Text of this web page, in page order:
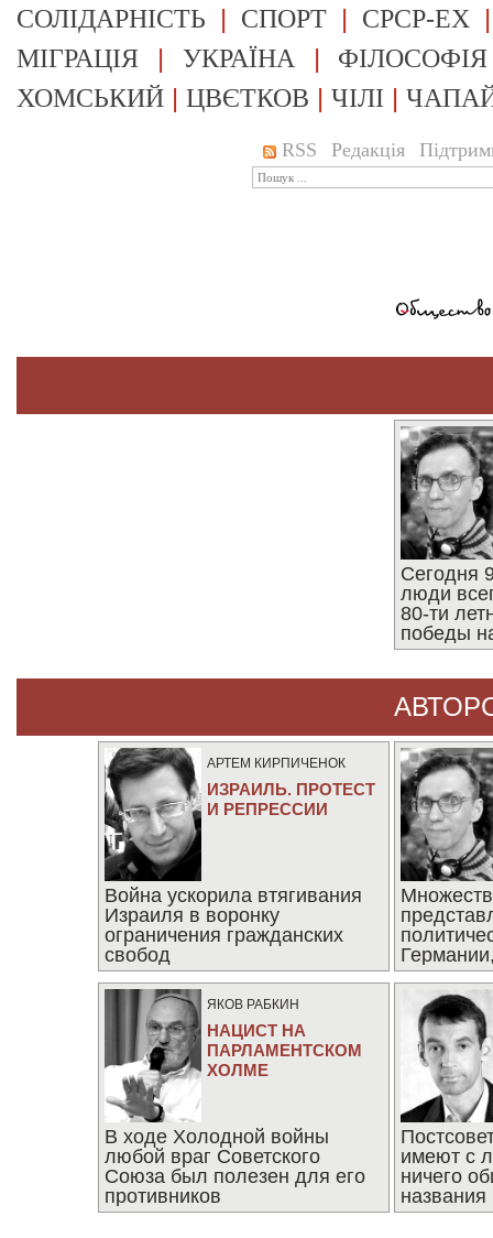
СОЛІДАРНІСТЬ | СПОРТ | СРСР-EX
МІГРАЦІЯ | УКРАЇНА | ФІЛОСОФІЯ
ХОМСЬКИЙ | ЦВЄТКОВ | ЧІЛІ |
RSS Редакція
Сегодня
люди
80-ти
победы
АРТЕМ КИРПИЧЕНОК
ИЗРАИЛЬ. ПРОТЕСТ
И РЕПРЕССИИ
Война ускорила втягивания
Израиля в воронку
ограничения гражданских
свобод
ЯКОВ РАБКИН
НАЦИСТ НА
ПАРЛАМЕНТСКОМ
ХОЛМЕ
В ходе Холодной войны
любой враг Советского
Союза был полезен для его
противников
имеют с
ничего
названия